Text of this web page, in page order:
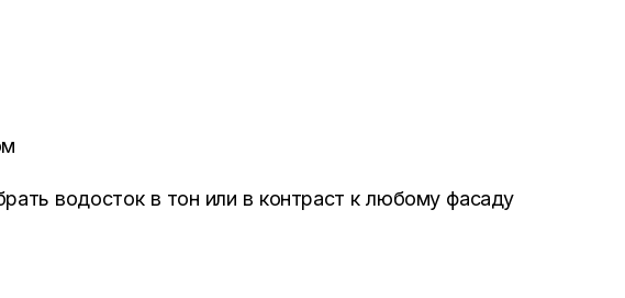
водосток в тон или в контраст к любому фасаду